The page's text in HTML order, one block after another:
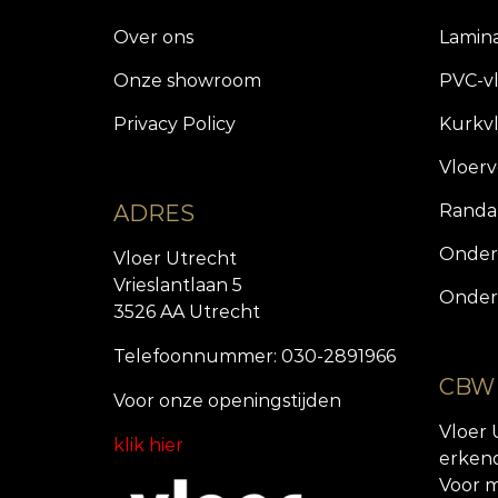
Over ons
Onze showroom
Privacy Policy
ADRES
Vloer Utrecht
Vrieslantlaan 5
3526 AA Utrecht
Telefoonnummer: 030-2891966
Voor onze openingstijden
klik hier
PVC-
Vloer
Voor